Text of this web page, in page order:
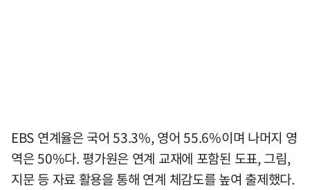
EBS 연계율은 국어 53.3%, 영어 55.6%이며 나머지 영
역은 50%다. 평가원은 연계 교재에 포함된 도표, 그림,
지문 등 자료 활용을 통해 연계 체감도를 높여 출제했다.